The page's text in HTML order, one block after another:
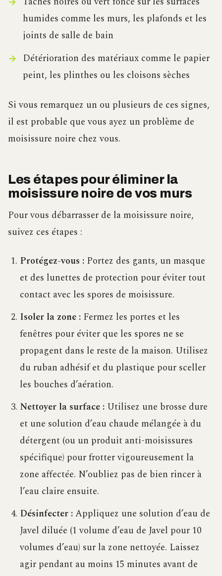
humides comme les murs, les plafonds et les
joints de salle de bain
Détérioration des matériaux comme le papier
peint, les plinthes ou les cloisons sèches
Si vous remarquez un ou plusieurs de ces signes,
il est probable que vous ayez un problème de
moisissure noire chez vous.
Les étapes pour éliminer la
moisissure noire de vos murs
Pour vous débarrasser de la moisissure noire,
suivez ces étapes :
Protégez-vous : Portez des gants, un masque
et des lunettes de protection pour éviter tout
contact avec les spores de moisissure.
Isoler la zone : Fermez les portes et les
fenêtres pour éviter que les spores ne se
propagent dans le reste de la maison. Utilisez
du ruban adhésif et du plastique pour sceller
les bouches d’aération.
Nettoyer la surface : Utilisez une brosse dure
et une solution d’eau chaude mélangée à du
détergent (ou un produit anti-moisissures
spécifique) pour frotter vigoureusement la
zone affectée. N’oubliez pas de bien rincer à
l’eau claire ensuite.
Désinfecter :Appliquez une solution d’eau de
Javel diluée (1 volume d’eau de Javel pour 10
volumes d’eau) sur la zone nettoyée. Laissez
agir pendant au moins 15 minutes avant de